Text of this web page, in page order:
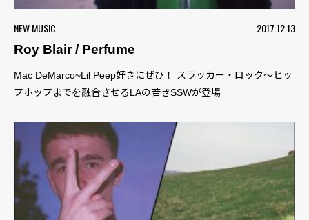
NEW MUSIC
2017.12.13
Roy Blair / Perfume
Mac DeMarco~Lil Peep好きにぜひ！ スラッカー・ロック〜ヒッ
プホップまでを融合させるLAの若きSSWが登場